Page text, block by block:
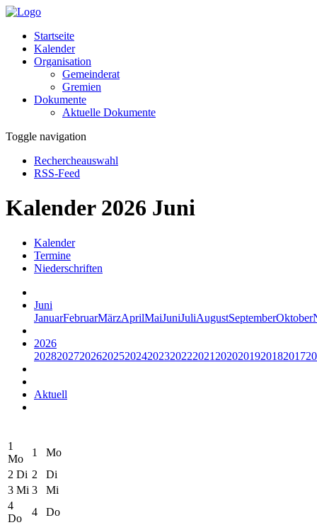
Startseite
Kalender
Organisation
Gemeinderat
Gremien
Dokumente
Aktuelle Dokumente
Toggle navigation
Rechercheauswahl
RSS-Feed
Kalender 2026 Juni
Kalender
Termine
Niederschriften
Juni
JanuarFebruarMärzAprilMaiJuniJuliAugustSeptemberOktober
2026
20282027202620252024202320222021 2020201920182017
Aktuell
1
Mo
1
Mo
2 Di 2
Di
3 Mi 3
Mi
4
Do
4
Do